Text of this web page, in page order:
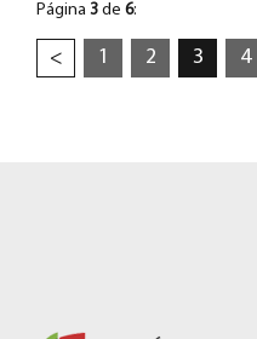
Página 3 de 6:
< 1 2 3 4